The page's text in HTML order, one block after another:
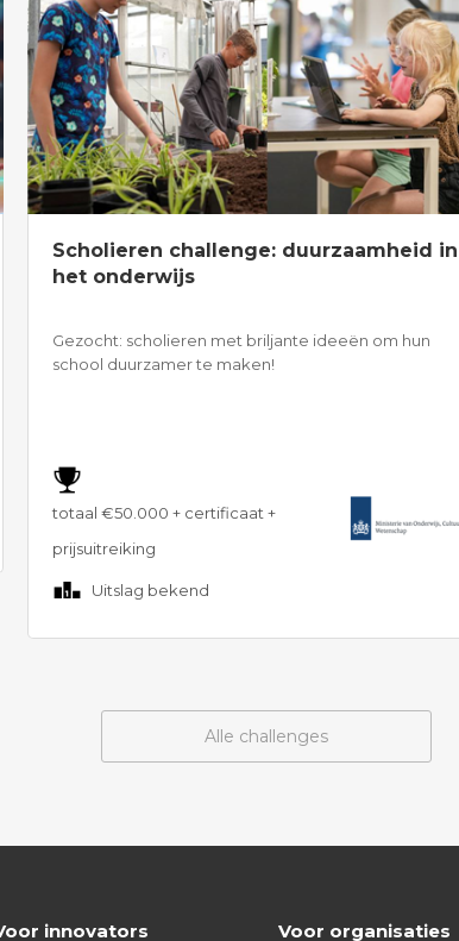
Scholieren challenge: duurzaamheid in
het onderwijs
Gezocht: scholieren met briljante ideeën om hun
school duurzamer te maken!
totaal €50.000 + certificaat +
prijsuitreiking
Uitslag bekend
Alle challenges
innovators Voor organisaties